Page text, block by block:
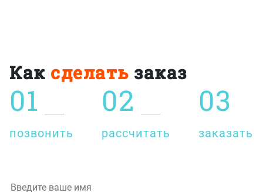
Как сделать заказ
01
позвонить
02
рассчитать
03
заказать